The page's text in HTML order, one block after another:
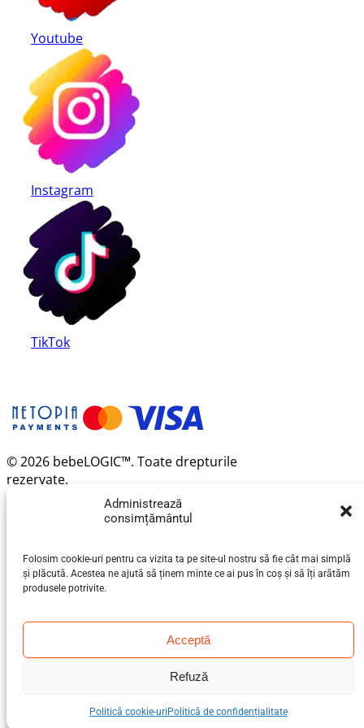
Administrează
consimțământul
Folosim cookie-uri pentru ca vizita ta pe site-ul nostru să fie cât mai simplă
și plăcută. Acestea ne ajută să ținem minte ce ai pus în coș și să îți arătăm
produsele potrivite.
Acceptă
Refuză
Politică cookie-uri Politică de confidențialitate
Youtube
Instagram
TikTok
© 2026 bebeLOGIC™. Toate drepturile
rezervate.